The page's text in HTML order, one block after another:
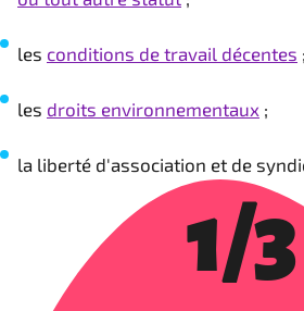
les conditions de travail décentes ;
les droits environnementaux ;
la liberté d'association et de
1/3